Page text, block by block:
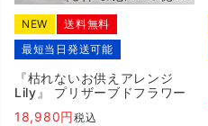
NEW
送料無料
最短当日発送可能
『枯れないお供えアレンジ
Lily』 プリザーブドフラワー
18,980
税込